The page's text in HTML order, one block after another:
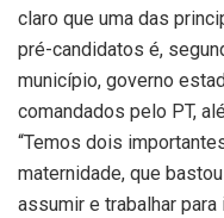
claro que uma das
pré-candidatos é,
município, governo
comandados pelo PT,
“Temos dois
maternidade, que
assumir e trabalhar